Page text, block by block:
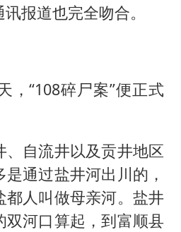
报道也完全吻合。
，“108碎尸案”便正式
、自流井以及贡井地区
通过盐井河出川的，
都人叫做母亲河。盐井
双河口算起，到富顺县